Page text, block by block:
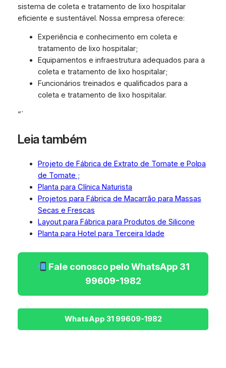
sistema de coleta e tratamento de lixo hospitalar
eficiente e sustentável. Nossa empresa oferece:
Experiência e conhecimento em coleta e
tratamento de lixo hospitalar;
Equipamentos e infraestrutura adequados para a
coleta e tratamento de lixo hospitalar;
Funcionários treinados e qualificados para a
coleta e tratamento de lixo hospitalar.
“`
Leia também
Projeto de Fábrica de Extrato de Tomate e Polpa
de Tomate ;
Planta para Clínica Naturista
Projetos para Fábrica de Macarrão para Massas
Secas e Frescas
Layout para Fábrica para Produtos de Silicone
Planta para Hotel para Terceira Idade
Fale conosco pelo WhatsApp 31
99609-1982